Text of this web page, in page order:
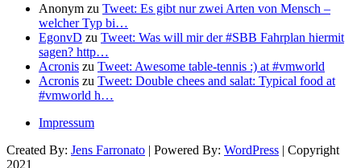
Anonym zu Tweet: Es gibt nur zwei Arten von Mensch –
welcher Typ bi…
EgonvD zu Tweet: Was will mir der #SBB Fahrplan hiermit
sagen? http…
Acronis zu Tweet: Awesome table-tennis :) at #vmworld
Acronis zu Tweet: Double chees and salat: Typical food at
#vmworld h…
Impressum
Created By: Jens Farronato | Powered By: WordPress | Copyright
2021